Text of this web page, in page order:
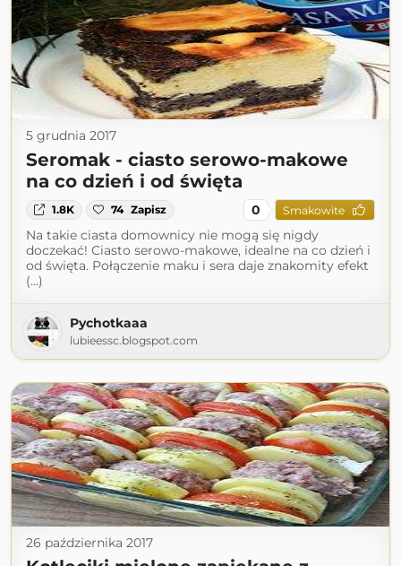
5 grudnia 2017
Seromak - ciasto serowo-makowe
na co dzień i od święta
1.8K 74 Zapisz 0 Smakowite
Na takie ciasta domownicy nie mogą się nigdy
doczekać! Ciasto serowo-makowe, idealne na co dzień i
od święta. Połączenie maku i sera daje znakomity efekt
(...)
Pychotkaaa
lubieessc.blogspot.com
26 października 2017